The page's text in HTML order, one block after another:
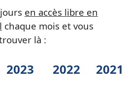
en accès libre en
chaque mois et vous
là :
2023 2022
2021